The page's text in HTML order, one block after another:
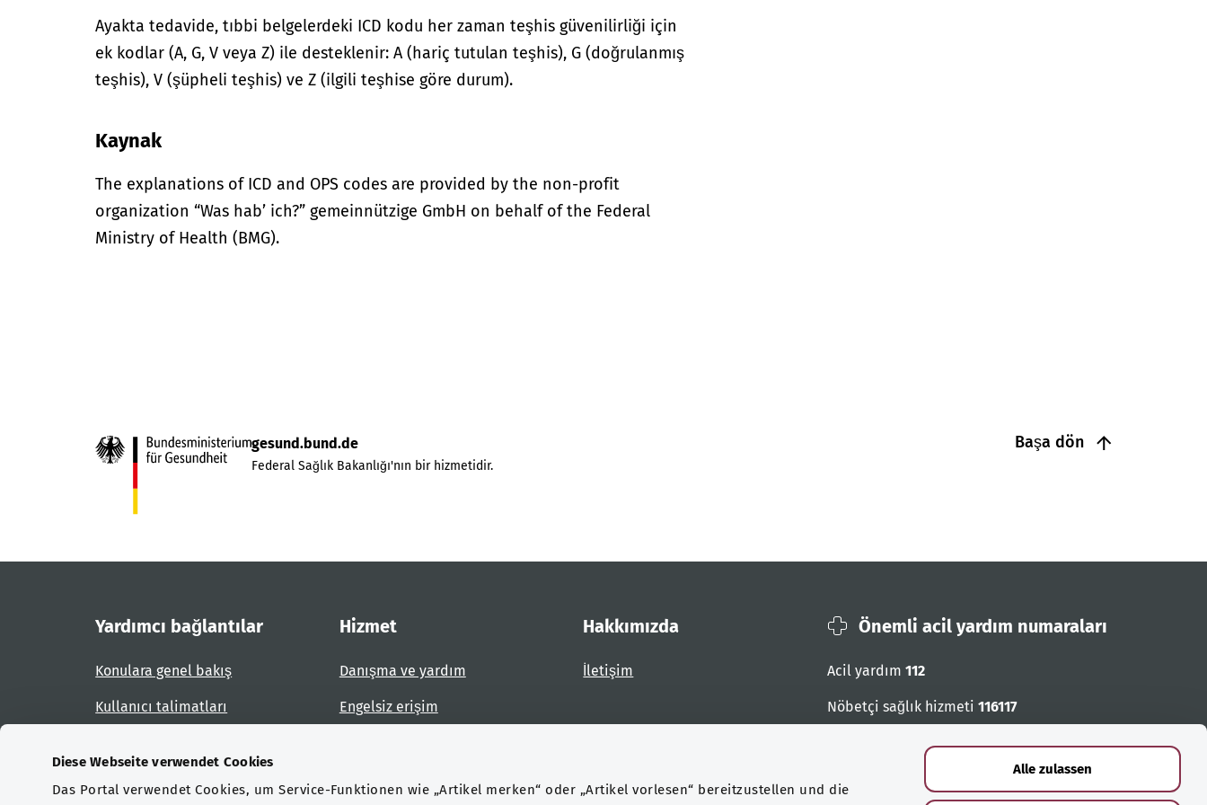
Diese Webseite verwendet Cookies
Das Portal verwendet Cookies, um Service-Funktionen wie „Artikel merken“ oder „Artikel vorlesen“ bereitzustellen und die
Alle zulassen
Ayakta tedavide, tıbbi belgelerdeki ICD kodu her zaman teşhis güvenilirliği için
ek kodlar (A, G, V veya Z) ile desteklenir: A (hariç tutulan teşhis), G (doğrulanmış
teşhis), V (şüpheli teşhis) ve Z (ilgili teşhise göre durum).
Kaynak
The explanations of ICD and OPS codes are provided by the non-profit
organization “Was hab’ ich?” gemeinnützige GmbH on behalf of the Federal
Ministry of Health (BMG).
Başa dön
gesund.bund.de
Federal Sağlık Bakanlığı'nın bir hizmetidir.
Yardımcı bağlantılar
Konulara genel bakış
Kullanıcı talimatları
Hizmet
Danışma ve yardım
Engelsiz erişim
Hakkımızda
İletişim
Önemli acil yardım numaraları
Acil yardım 112
Nöbetçi sağlık hizmeti 116117
Acil cagri numaralari
Sertifikasyonlar